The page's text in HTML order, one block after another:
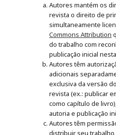
Autores mantém os
revista o direito de
simultaneamente
Commons Attribution
do trabalho com
publicação inicial
Autores têm
adicionais
exclusiva da versão
revista (ex.: publicar
como capítulo de
autoria e publicação
Autores têm
distribuir seu